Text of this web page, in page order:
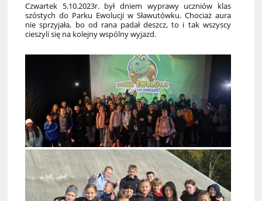
Czwartek 5.10.2023r. był dniem wyprawy uczniów klas
szóstych do Parku Ewolucji w Sławutówku. Chociaż aura
nie sprzyjała, bo od rana padał deszcz, to i tak wszyscy
cieszyli się na kolejny wspólny wyjazd.